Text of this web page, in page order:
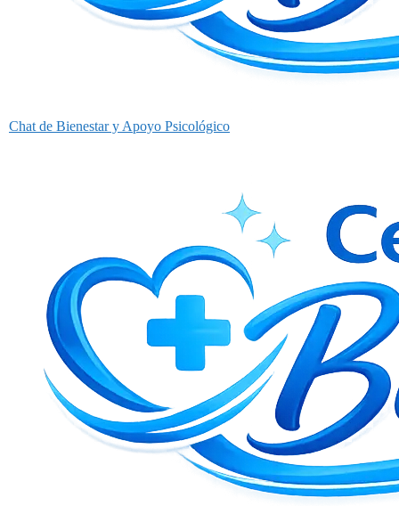
Chat de Bienestar y Apoyo Psicológico